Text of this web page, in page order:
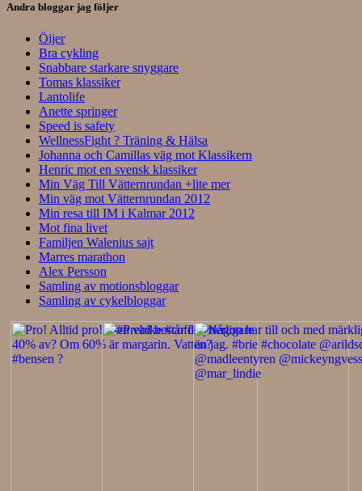
Andra bloggar jag följer
Öijer
Bra cykling
Snabbare starkare snyggare
Tomas klassiker
Lantolife
Anette springer
Speed is safety
WellnessFight ? Träning & Hälsa
Johanna och Camillas väg mot Klassikern
Henric mot en svensk klassiker
Min Väg Till Vätternrundan +lite mer
Min väg mot Vätternrundan 2012
Min resa till IM i Kalmar 2012
Mot fina livet
Familjen Walenius sajt
Marres marathon
Alex Persson
Samling av motionsbloggar
Samling av cykelbloggar